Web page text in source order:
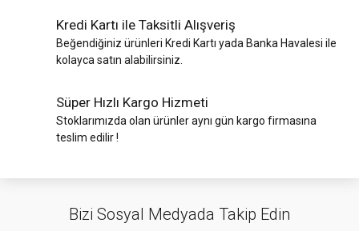
Kredi Kartı ile Taksitli Alışveriş
Beğendiğiniz ürünleri Kredi Kartı yada Banka Havalesi ile
kolayca satın alabilirsiniz.
Süper Hızlı Kargo Hizmeti
Stoklarımızda olan ürünler aynı gün kargo firmasına
teslim edilir !
Bizi Sosyal Medyada Takip Edin